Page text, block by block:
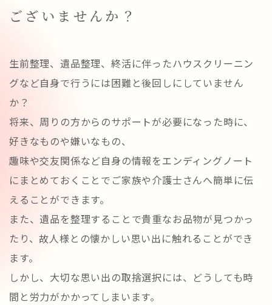
ございませんか？
生前整理、遺品整理、終活に伴ったハウスクリーニン
グなど自身で行うには困難と後回しにしていません
か？
将来、周りの方からのサポートが必要になった時に、
好きなものや嫌いなもの、
趣味や交友関係など自身の情報をエンディングノート
にまとめておくことでご家族や介護士さんへ簡単に伝
えることができます。
また、遺品を整理することで貴重なお品物が見つかっ
たり、故人様との懐かしい思い出に触れることができ
ます。
しかし、大切な思い出の取捨選択には、どうしても時
間と労力がかかってしまいます。